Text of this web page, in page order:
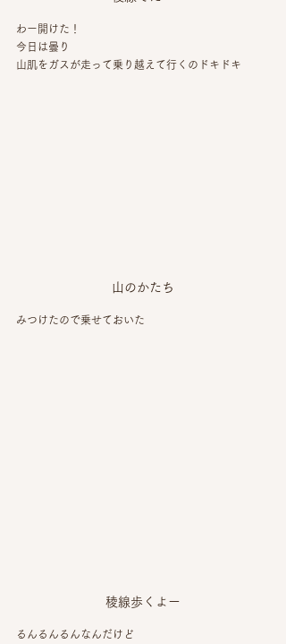
わー開けた！
今日は曇り
山肌をガスが走って乗り越えて行くのドキドキ
山のかたち
みつけたので乗せておいた
稜線歩くよー
るんるんるんなんだけど